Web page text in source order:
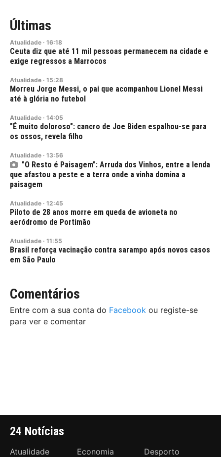
Últimas
Atualidade · 16:18
Ceuta diz que até 11 mil pessoas permanecem na cidade e
exige regressos a Marrocos
Atualidade · 15:28
Morreu Jorge Messi, o pai que acompanhou Lionel Messi
até à glória no futebol
Atualidade · 14:05
"É muito doloroso": cancro de Joe Biden espalhou-se para
os ossos, revela filho
Atualidade · 13:56
"O Resto é Paisagem": Arruda dos Vinhos, entre a lenda
que afastou a peste e a terra onde a vinha domina a
paisagem
Atualidade · 12:45
Piloto de 28 anos morre em queda de avioneta no
aeródromo de Portimão
Atualidade · 11:55
Brasil reforça vacinação contra sarampo após novos casos
em São Paulo
Comentários
Entre com a sua conta do Facebook ou registe-se
para ver e comentar
24 Notícias
Atualidade Economia Desporto